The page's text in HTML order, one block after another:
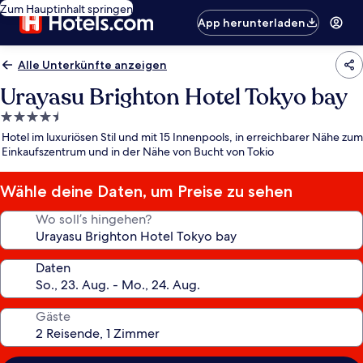
Zum Hauptinhalt springen
App herunterladen
Alle Unterkünfte anzeigen
Urayasu Brighton Hotel Tokyo bay
4.5-
Sterne-
Unterkunft
Hotel im luxuriösen Stil und mit 15 Innenpools, in erreichbarer Nähe zum
Einkaufszentrum und in der Nähe von Bucht von Tokio
Wähle deine Daten, um Preise zu sehen
Wo soll’s hingehen?
Daten
Gäste